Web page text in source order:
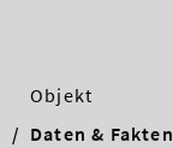
Objekt
Daten & Fakten